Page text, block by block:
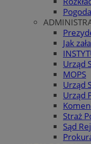
Jak
Urząd
MOPS
Urząd
Urząd
Straż
Sąd